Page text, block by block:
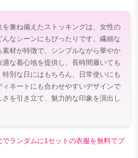
兼ね備えたストッキングは、女性の
んなシーンにもぴったりです。繊細な
素材が特徴で、シンプルながら華やか
な着心地を提供し、長時間履いても
別な日にはもちろん、日常使いにも
ネートにも合わせやすいデザインで
を引き立て、魅力的な印象を演出し
ランダムに1セットの衣服を無料でプ